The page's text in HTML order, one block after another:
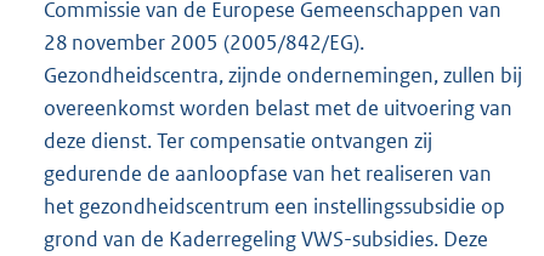
Commissie van de Europese Gemeenschappen van
28 november 2005 (2005/842/EG).
Gezondheidscentra, zijnde ondernemingen, zullen bij
overeenkomst worden belast met de uitvoering van
deze dienst. Ter compensatie ontvangen zij
gedurende de aanloopfase van het realiseren van
het gezondheidscentrum een instellingssubsidie op
grond van de Kaderregeling VWS-subsidies. Deze